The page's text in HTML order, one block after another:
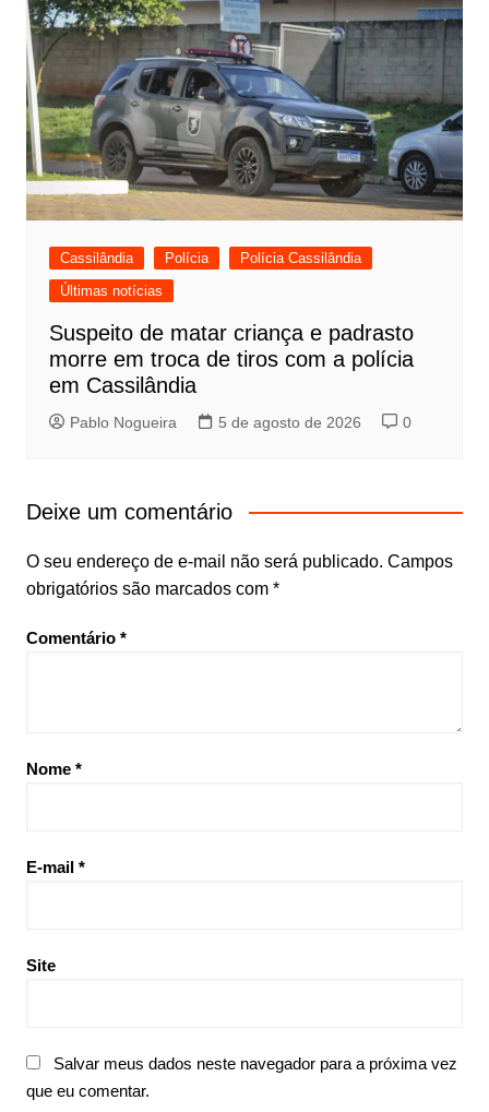
Cassilândia Polícia
Polícia Cassilândia
Últimas notícias
Suspeito de matar criança e padrasto
morre em troca de tiros com a polícia
em Cassilândia
Pablo Nogueira 5 de agosto de 2026 0
Deixe um comentário
O seu endereço de e-mail não será publicado. Campos
obrigatórios são marcados com *
Comentário *
Nome *
E-mail *
Site
Salvar meus dados neste navegador para a próxima vez
que eu comentar.